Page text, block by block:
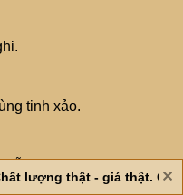
tinh xảo.
lượng thật - giá thật. Giá